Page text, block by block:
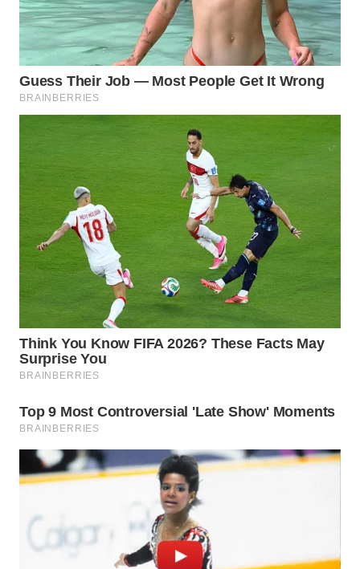
WN
INDRAMAYU
WN
KUNINGAN
MAJALENGKA
WN
SUBANG
WN
SUKABUMI
WN
PURWAKARTA
WN
PRIANGAN
SEMARANG
SOLO